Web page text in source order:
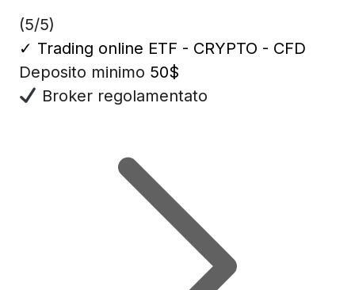
(5/5)
✓ Trading online ETF - CRYPTO - CFD
Deposito minimo 50$
Broker regolamentato